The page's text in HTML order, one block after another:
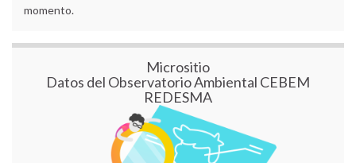
momento.
Micrositio
Datos del Observatorio Ambiental CEBEM
REDESMA